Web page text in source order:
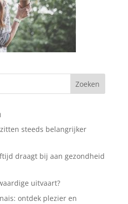
steeds belangrijker
draagt bij aan gezondheid
uitvaart?
ontdek plezier en